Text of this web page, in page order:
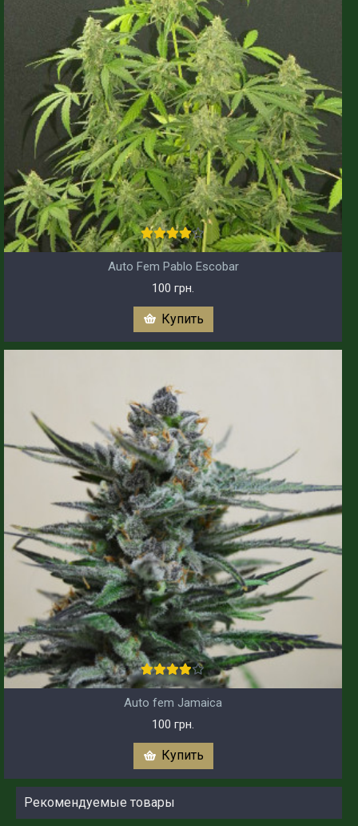
Auto Fem Pablo Escobar
100 грн.
Купить
Auto fem Jamaica
100 грн.
Купить
Рекомендуемые товары